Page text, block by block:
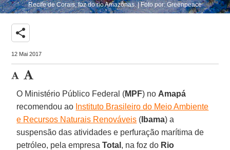
Recife de Corais, foz do rio Amazônas. | Foto por: Greenpeace
share
12 Mai 2017
O Ministério Público Federal (MPF) no Amapá
recomendou ao Instituto Brasileiro do Meio Ambiente
e Recursos Naturais Renováveis ( Ibama) a
suspensão das atividades e perfuração marítima de
petróleo, pela empresaTotal , na foz do Rio